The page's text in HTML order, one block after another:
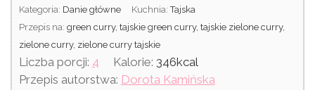
Kategoria: Danie główne Kuchnia:Tajska
Przepis na: green curry, tajskie green curry, tajskie zielone curry,
zielone curry, zielone curry tajskie
Liczba porcji: 4 Kalorie: 346kcal
Przepis autorstwa: Dorota Kamińska